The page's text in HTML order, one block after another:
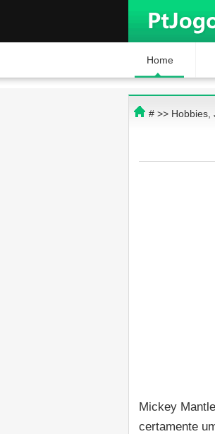
Home
# >> Hobbies,
Mickey
certamente